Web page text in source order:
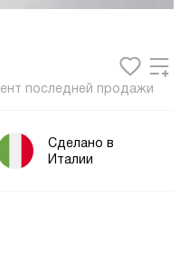
последней продажи
Сделано в
Италии